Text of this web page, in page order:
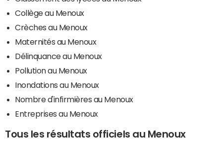
Collège au Menoux
Crèches au Menoux
Maternités au Menoux
Délinquance au Menoux
Pollution au Menoux
Inondations au Menoux
Nombre d'infirmières au Menoux
Entreprises au Menoux
Tous les résultats officiels au Menoux